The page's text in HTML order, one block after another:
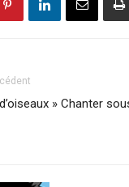
» Chanter